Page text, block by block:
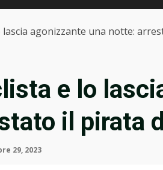
lascia agonizzante una notte:
e lo
il pirata
29, 2023